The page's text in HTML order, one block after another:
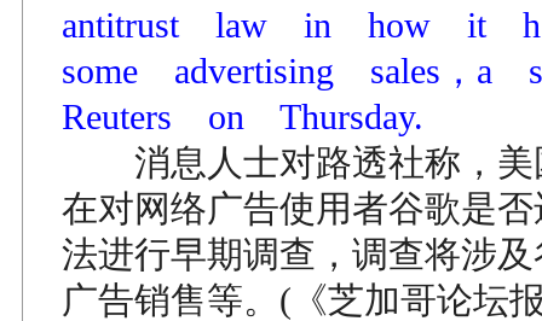
antitrust law in how it
some advertising sales，
Reuters on Thursday.
消息人士对路透社称，美
在对网络广告使用者谷歌是
法进行早期调查，调查将涉
广告销售等。(《芝加哥论坛